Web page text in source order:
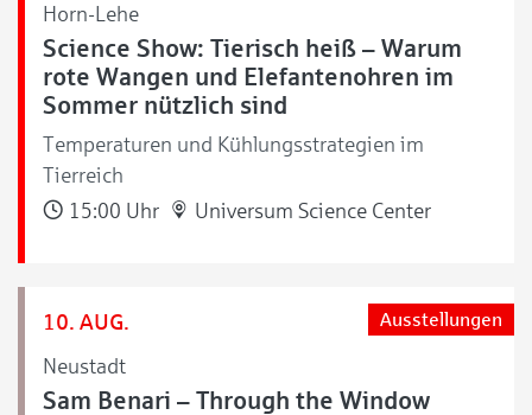
Horn-Lehe
Science Show: Tierisch heiß – Warum
rote Wangen und Elefantenohren im
Sommer nützlich sind
Temperaturen und Kühlungsstrategien im
Tierreich
15:00 Uhr
Universum Science Center
10. AUG.
Neustadt
Ausstellungen
Sam Benari – Through the Window